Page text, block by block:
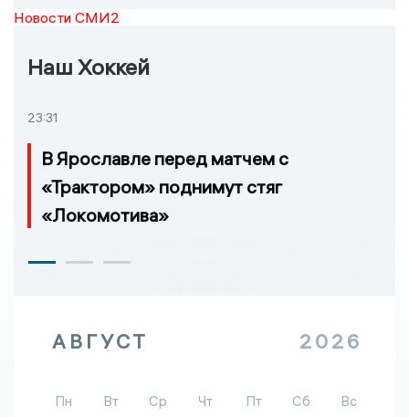
Новости СМИ2
Наш Хоккей
23:31
В Ярославле перед матчем с
«Трактором» поднимут стяг
«Локомотива»
АВГУСТ 2026
Пн Вт Ср Чт Пт Сб
Вс